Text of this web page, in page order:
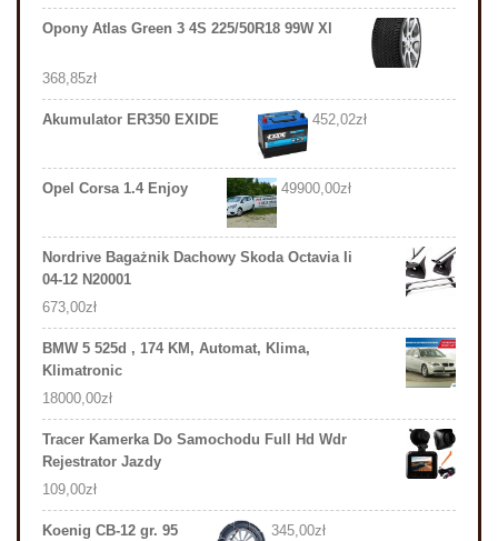
Opony Atlas Green 3 4S 225/50R18 99W Xl
368,85zł
Akumulator ER350 EXIDE 452,02zł
Opel Corsa 1.4 Enjoy 49900,00zł
Nordrive Bagażnik Dachowy Skoda Octavia Ii
04-12 N20001
673,00zł
BMW 5 525d , 174 KM, Automat, Klima,
Klimatronic
18000,00zł
Tracer Kamerka Do Samochodu Full Hd Wdr
Rejestrator Jazdy
109,00zł
Koenig CB-12 gr. 95 345,00zł